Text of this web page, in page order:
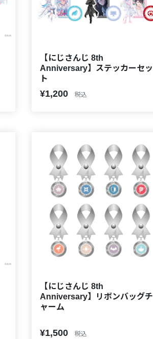
【にじさんじ 8th
Anniversary】ステッカーセッ
ト
¥1,200 税込
【にじさんじ 8th
Anniversary】リボンバッグチ
ャーム
¥1,500 税込